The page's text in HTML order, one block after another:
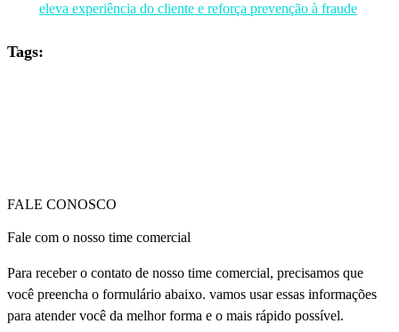
eleva experiência do cliente e reforça prevenção à fraude
Tags:
FALE CONOSCO
Fale com o nosso time comercial
Para receber o contato de nosso time comercial, precisamos que
você preencha o formulário abaixo. vamos usar essas informações
para atender você da melhor forma e o mais rápido possível.